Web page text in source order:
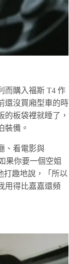
而購入福斯 T4 作
還沒買廂型車的時
板袋裡就睡了，
裝備。
、看電影與
果你要一個空姐
打趣地說，「所以
用得比嘉嘉還頻